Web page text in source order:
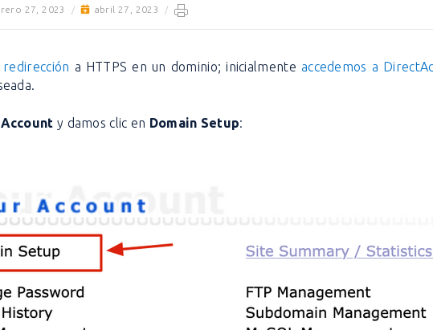
27, 2023 / abril 27, 2023 /
redirección a HTTPS en un dominio;inicialmente accedemos a
y damos clic en Domain Setup: